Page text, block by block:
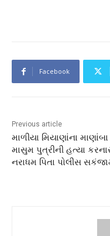
Facebook
Previous article
માળીયા મિયાણાંના
માસુમ પુત્રીની હત્યા
નરાધમ પિતા પોલીસ